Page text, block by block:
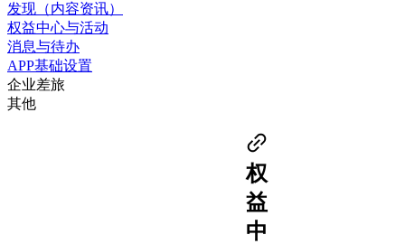
发现（内容资讯）
权益中心与活动
消息与待办
APP基础设置
企业差旅
其他
权
益
中